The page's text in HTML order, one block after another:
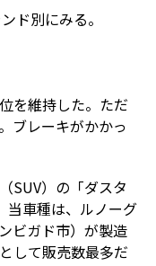
ド別にみる。
を維持した。ただ
ブレーキがかかっ
SUV）の「ダスタ
当車種は、ルノーグ
ビガド市）が製造
して販売数最多だ